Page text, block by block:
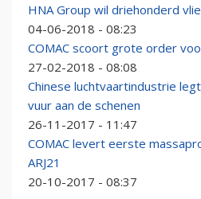
HNA Group wil driehonderd
04-06-2018 - 08:23
COMAC scoort grote order
27-02-2018 - 08:08
Chinese luchtvaartindustrie
vuur aan de schenen
26-11-2017 - 11:47
COMAC levert eerste
ARJ21
20-10-2017 - 08:37